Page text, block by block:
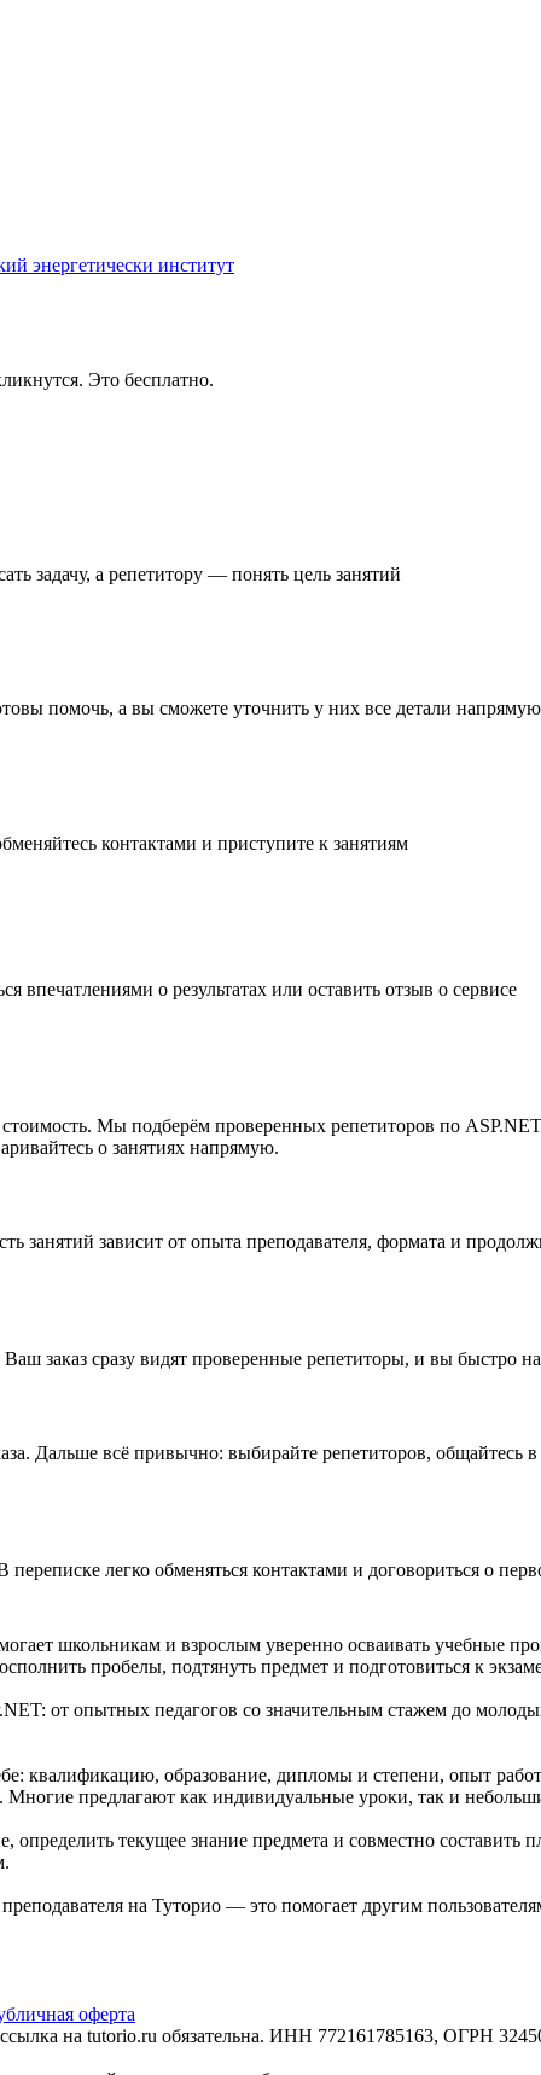
энергетически институт
Это бесплатно.
задачу, а репетитору — понять цель занятий
помочь, а вы сможете уточнить у них все детали напрямую
контактами и приступите к занятиям
впечатлениями о результатах или оставить отзыв о сервисе
Мы подберём проверенных репетиторов по
о занятиях напрямую.
занятий зависит от опыта преподавателя, формата и
заказ сразу видят проверенные репетиторы, и вы быстро
Дальше всё привычно: выбирайте репетиторов, общайтесь в
легко обменяться контактами и договориться о
школьникам и взрослым уверенно осваивать учебные
пробелы, подтянуть предмет и подготовиться к
от опытных педагогов со значительным стажем до
квалификацию, образование, дипломы и степени, опыт
предлагают как индивидуальные уроки, так и
текущее знание предмета и совместно составить
на Туторио — это помогает другим
оферта
на tutorio.ru обязательна. ИНН 772161785163, ОГРН